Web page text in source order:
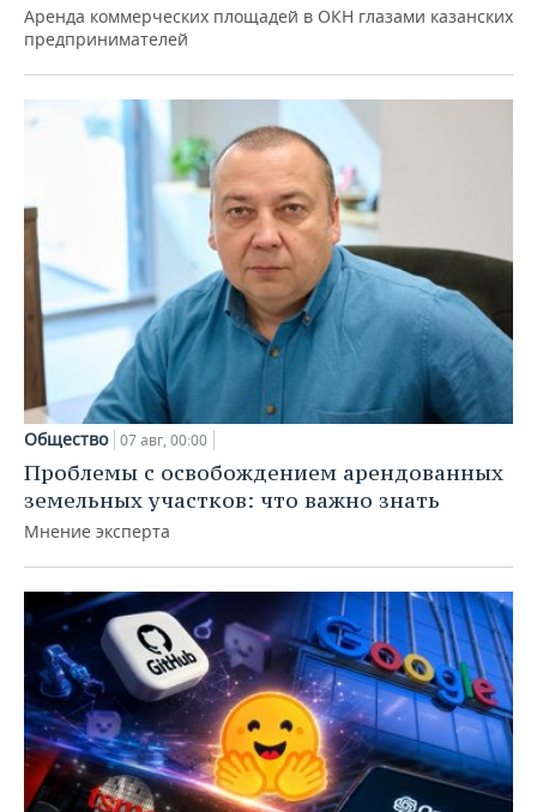
Аренда коммерческих площадей в ОКН глазами казанских
предпринимателей
Общество 07 авг, 00:00
Проблемы с освобождением арендованных
земельных участков: что важно знать
Мнение эксперта